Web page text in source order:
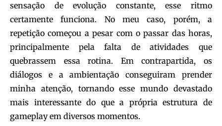
sensação de evolução constante, esse ritmo
certamente funciona. No meu caso, porém, a
repetição começou a pesar com o passar das horas,
principalmente pela falta de atividades que
quebrassem essa rotina. Em contrapartida, os
diálogos e a ambientação conseguiram prender
minha atenção, tornando esse mundo devastado
mais interessante do que a própria estrutura de
gameplay em diversos momentos.